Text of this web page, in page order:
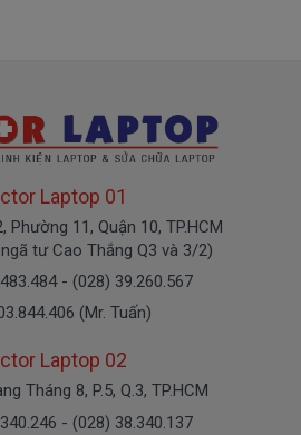
được bảo hành:
nổ do sử dụng sai nguồn điện
sạc laptop Dell
Sandy Bridge
hàng chất lượng kém gây ảnh
quá trình sử dụng.
Laptop 01
11, Quận 10, TP.HCM
tư Cao Thắng Q3 và 3/2)
- (028) 39.260.567
(Mr. Tuấn)
Laptop 02
Tháng 8, P.5, Q.3, TP.HCM
- (028) 38.340.137